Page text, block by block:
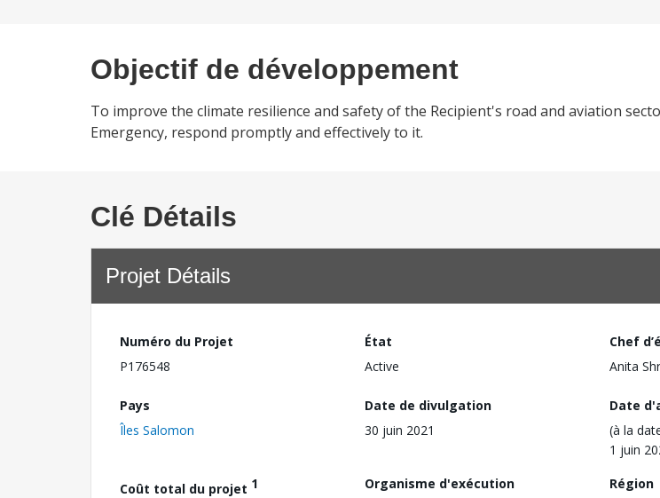
Objectif de développement
To improve the climate resilience and safety of the Recipient's road and aviation
Emergency, respond promptly and effectively to it.
Clé Détails
Projet Détails
Numéro du Projet
P176548
État
Active
Chef
Anita
Pays
Îles Salomon
Date de divulgation
30 juin 2021
Date
(à la
1 juin
Coût total du projet 1
Organisme d'exécution
Région